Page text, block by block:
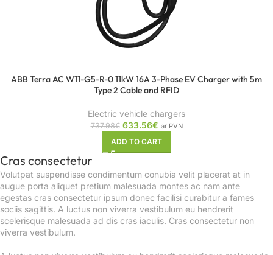
ABB Terra AC W11-G5-R-0 11kW 16A 3-Phase EV Charger with 5m
Type 2 Cable and RFID
Electric vehicle chargers
737.98€ 633.56€ ar PVN
ADD TO CART
Cras consectetur
Volutpat suspendisse condimentum conubia velit placerat at in
augue porta aliquet pretium malesuada montes ac nam ante
egestas cras consectetur ipsum donec facilisi curabitur a fames
sociis sagittis. A luctus non viverra vestibulum eu hendrerit
scelerisque malesuada ad dis cras iaculis. Cras consectetur non
viverra vestibulum.